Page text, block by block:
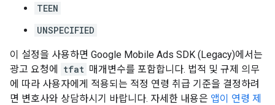
TEEN
UNSPECIFIED
이 설정을 사용하면 Google Mobile Ads SDK (Legacy)에서는
광고 요청에
tfat 매개변수를 포함합니다. 법적 및 규제 의무
에 따라 사용자에게 적용되는 적정 연령 취급 기준을 결정하려
면 변호사와 상담하시기 바랍니다. 자세한 내용은 앱이 연령 제